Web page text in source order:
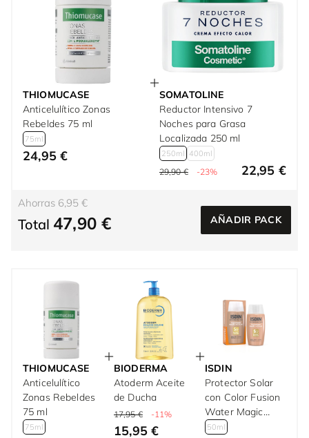
THIOMUCASE
Anticelulítico Zonas
Rebeldes 75 ml
75ml
24,95 €
SOMATOLINE
Reductor Intensivo 7
Noches para Grasa
Localizada 250 ml
250ml 400ml
29,90 € -23% 22,95 €
Ahorras 6,95 €
Total 47,90 € AÑADIR PACK
THIOMUCASE
Anticelulítico
Zonas Rebeldes
75 ml
75ml
BIODERMA
Atoderm Aceite
de Ducha
17,95 € -11%
15,95 €
ISDIN
Protector Solar
con Color Fusion
Water Magic
SPF50 50 ml
50ml